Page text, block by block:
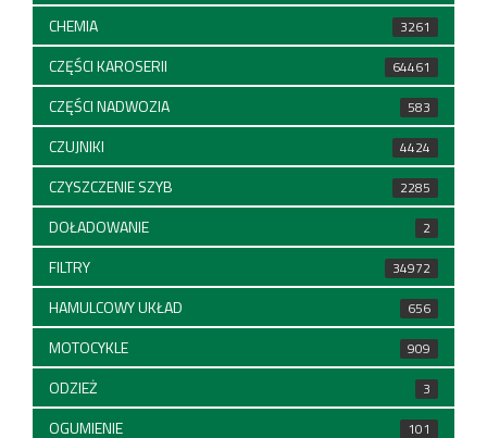
CHEMIA 3261
CZĘŚCI KAROSERII 64461
CZĘŚCI NADWOZIA 583
CZUJNIKI 4424
CZYSZCZENIE SZYB 2285
DOŁADOWANIE 2
FILTRY 34972
HAMULCOWY UKŁAD 656
MOTOCYKLE 909
ODZIEŻ 3
OGUMIENIE 101